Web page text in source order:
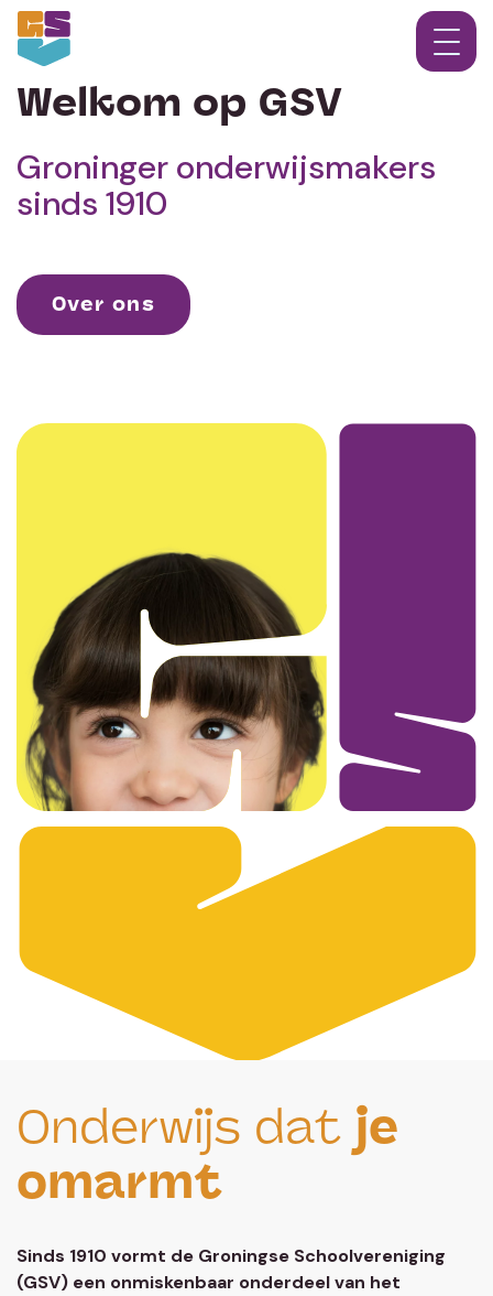
Welkom op GSV
Groninger onderwijsmakers
sinds 1910
Over ons
Onderwijs dat je
omarmt
Sinds 1910 vormt de Groningse Schoolvereniging
(GSV) een onmiskenbaar onderdeel van het